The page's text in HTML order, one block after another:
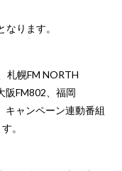
ります。
札幌FM NORTH
阪FM802、福岡
キャンペーン連動番組
。